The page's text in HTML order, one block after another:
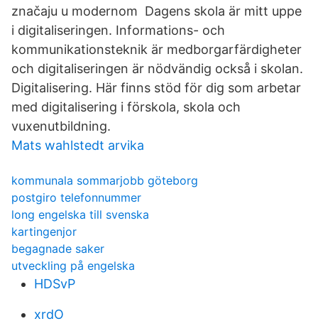
značaju u modernom Dagens skola är mitt uppe
i digitaliseringen. Informations- och
kommunikationsteknik är medborgarfärdigheter
och digitaliseringen är nödvändig också i skolan.
Digitalisering. Här finns stöd för dig som arbetar
med digitalisering i förskola, skola och
vuxenutbildning.
Mats wahlstedt arvika
kommunala sommarjobb göteborg
postgiro telefonnummer
long engelska till svenska
kartingenjor
begagnade saker
utveckling på engelska
HDSvP
xrdO